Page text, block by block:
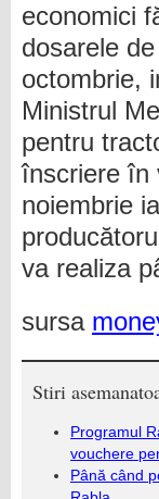
economici
dosarele
octombrie,
Ministrul
pentru
înscriere în
noiembrie
va realiza
sursa
Stiri
Programul
vouchere
Până când